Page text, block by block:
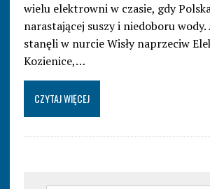
wielu elektrowni w czasie, gdy
narastającej suszy i niedoboru
stanęli w nurcie Wisły naprzeciw
Kozienice,…
CZYTAJ WIĘCEJ